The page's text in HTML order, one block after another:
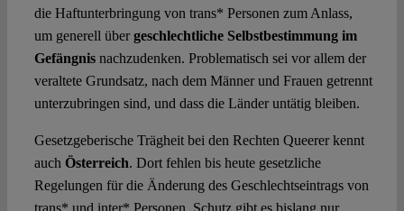
die Haftunterbringung von trans* Personen zum Anlass,
um generell übergeschlechtliche Selbstbestimmung im
Gefängnisnachzudenken. Problematisch sei vor allem der
veraltete Grundsatz, nach dem Männer und Frauen getrennt
unterzubringen sind, und dass die Länder untätig bleiben.
Gesetzgeberische Trägheit bei den Rechten Queerer kennt
auch Österreich. Dort fehlen bis heute gesetzliche
Regelungen für die Änderung des Geschlechtseintrags von
trans* und inter* Personen. Schutz gibt es bislang nur